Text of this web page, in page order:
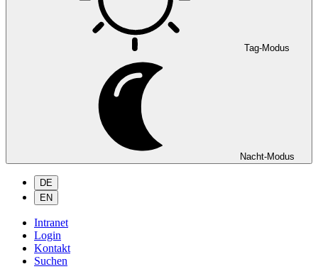
Tag-Modus
Nacht-Modus
DE
EN
Intranet
Login
Kontakt
Suchen